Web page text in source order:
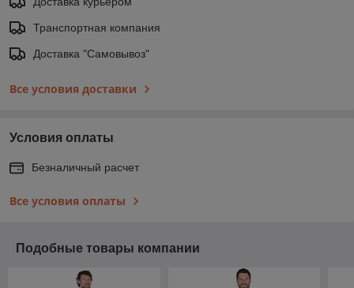
Транспортная компания
Доставка "Самовывоз"
Все условия доставки
Условия оплаты
Безналичный расчет
Все условия оплаты
Подобные товары компании